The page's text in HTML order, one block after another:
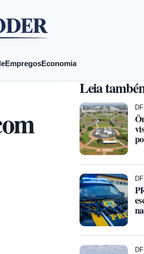
EmpregosEconomia
Leia
DF
DF
DF